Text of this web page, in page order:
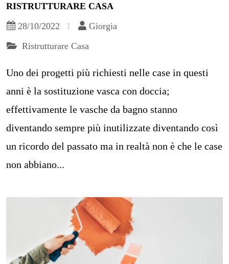
RISTRUTTURARE CASA
28/10/2022
Giorgia
Ristrutturare Casa
Uno dei progetti più richiesti nelle case in questi
anni è la sostituzione vasca con doccia;
effettivamente le vasche da bagno stanno
diventando sempre più inutilizzate diventando così
un ricordo del passato ma in realtà non è che le case
non abbiano...